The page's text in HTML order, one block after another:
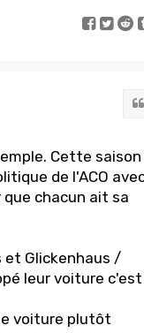
Cette saison
de l'ACO
chacun ait sa
et Glickenhaus /
leur voiture c'est
voiture plutôt